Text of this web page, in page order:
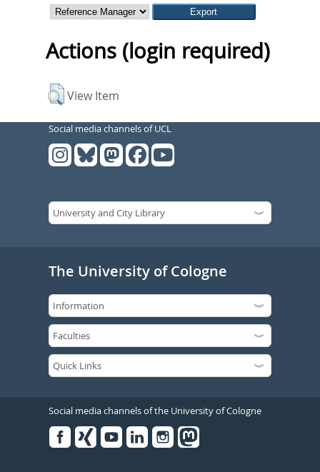
Actions (login required)
View Item
Social media channels of UCL
The University of Cologne
Social media channels of the University of Cologne